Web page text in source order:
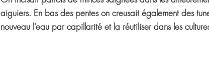
aiguiers. En bas des pentes on creusait également des
nouveau l’eau par capillarité et la réutiliser dans les